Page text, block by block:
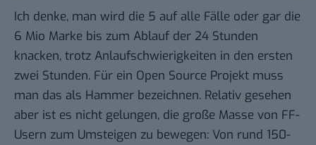
Ich denke, man wird die 5 auf alle Fälle oder gar die
6 Mio Marke bis zum Ablauf der 24 Stunden
knacken, trotz Anlaufschwierigkeiten in den ersten
zwei Stunden. Für ein Open Source Projekt muss
man das als Hammer bezeichnen. Relativ gesehen
aber ist es nicht gelungen, die große Masse von FF-
Usern zum Umsteigen zu bewegen: Von rund 150-